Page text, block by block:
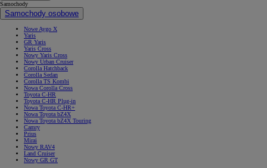
Samochody
Samochody osobowe
Nowe Aygo X
Yaris
GR Yaris
Yaris Cross
Nowy Yaris Cross
Nowy Urban Cruiser
Corolla Hatchback
Corolla Sedan
Corolla TS Kombi
Nowa Corolla Cross
Toyota C-HR
Toyota C-HR Plug-in
Nowa Toyota C-HR+
Nowa Toyota bZ4X
Nowa Toyota bZ4X Touring
Camry
Prius
Mirai
Nowy RAV4
Land Cruiser
Nowy GR GT